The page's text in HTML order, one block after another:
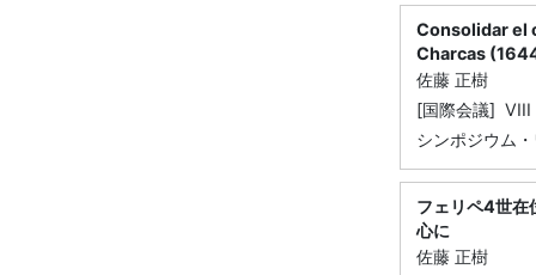
Consolidar el
Charcas
佐藤 正樹
[国際会議]
シンポジウム
フェリペ4世在
心に
佐藤 正樹